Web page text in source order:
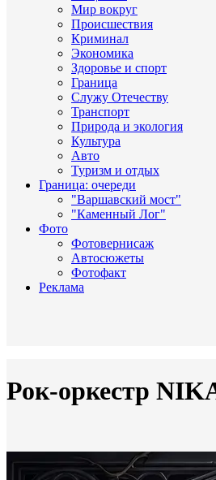
Мир вокруг
Происшествия
Криминал
Экономика
Здоровье и спорт
Граница
Служу Отечеству
Транспорт
Природа и экология
Культура
Авто
Туризм и отдых
Граница: очереди
"Варшавский мост"
"Каменный Лог"
Фото
Фотовернисаж
Автосюжеты
Фотофакт
Реклама
Рок-оркестр